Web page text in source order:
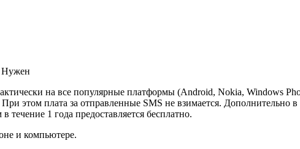
Нужен
на все популярные платформы (Android, Nokia, Windows
этом плата за отправленные SMS не взимается. Дополнительно
течение 1 года предоставляется бесплатно.
и компьютере.